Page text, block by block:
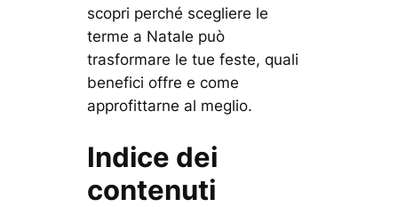
scopri perché scegliere le
terme a Natale può
trasformare le tue feste, quali
benefici offre e come
approfittarne al meglio.
Indice dei
contenuti